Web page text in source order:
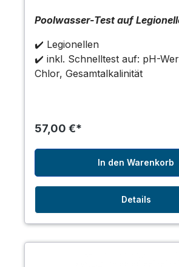
Poolwasser-Test auf
✔️ Legionellen
✔️ inkl. Schnelltest auf: pH-
Chlor, Gesamtalkalinität
57,00 €*
In den Warenkorb
Details